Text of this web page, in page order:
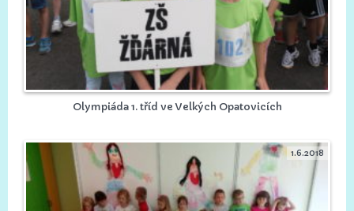
Olympiáda 1. tříd ve Velkých Opatovicích
1.6.2018